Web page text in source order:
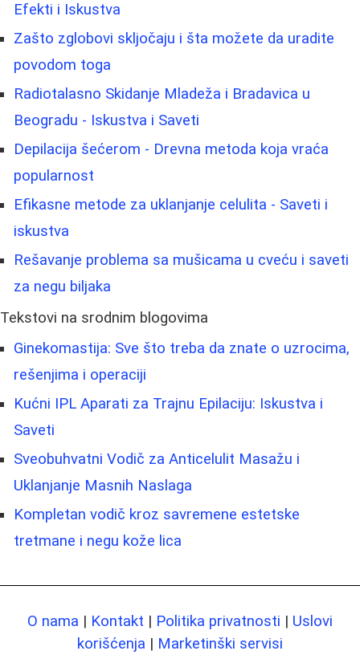
Efekti i Iskustva
Zašto zglobovi skljočaju i šta možete da uradite
povodom toga
Radiotalasno Skidanje Mladeža i Bradavica u
Beogradu - Iskustva i Saveti
Depilacija šećerom - Drevna metoda koja vraća
popularnost
Efikasne metode za uklanjanje celulita - Saveti i
iskustva
Rešavanje problema sa mušicama u cveću i saveti
za negu biljaka
Tekstovi na srodnim blogovima
Ginekomastija: Sve što treba da znate o uzrocima,
rešenjima i operaciji
Kućni IPL Aparati za Trajnu Epilaciju: Iskustva i
Saveti
Sveobuhvatni Vodič za Anticelulit Masažu i
Uklanjanje Masnih Naslaga
Kompletan vodič kroz savremene estetske
tretmane i negu kože lica
O nama | Kontakt | Politika privatnosti | Uslovi
korišćenja | Marketinški servisi